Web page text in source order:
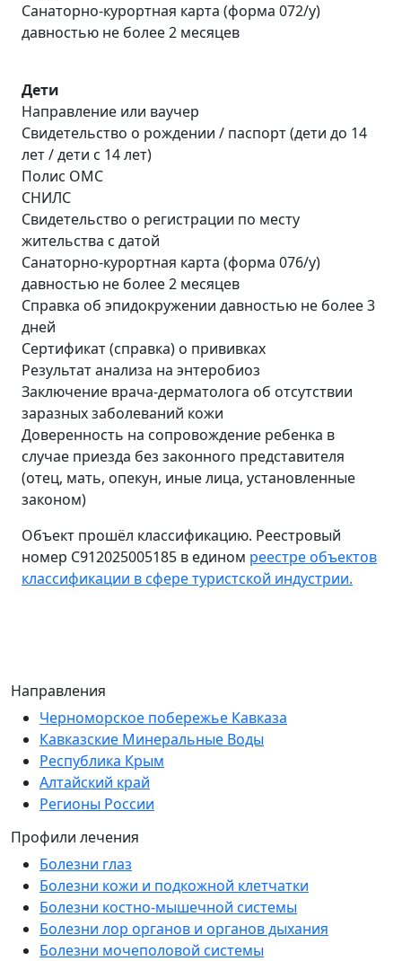
Санаторно-курортная карта (форма 072/у)
давностью не более 2 месяцев
Дети
Направление или ваучер
Свидетельство о рождении / паспорт (дети до 14
лет / дети с 14 лет)
Полис ОМС
СНИЛС
Свидетельство о регистрации по месту
жительства с датой
Санаторно-курортная карта (форма 076/у)
давностью не более 2 месяцев
Справка об эпидокружении давностью не более 3
дней
Сертификат (справка) о прививках
Результат анализа на энтеробиоз
Заключение врача-дерматолога об отсутствии
заразных заболеваний кожи
Доверенность на сопровождение ребенка в
случае приезда без законного представителя
(отец, мать, опекун, иные лица, установленные
законом)
Объект прошёл классификацию. Реестровый
номер С912025005185 в едином реестре объектов
классификации в сфере туристской индустрии.
Направления
Черноморское побережье Кавказа
Кавказские Минеральные Воды
Республика Крым
Алтайский край
Регионы России
Профили лечения
Болезни глаз
Болезни кожи и подкожной клетчатки
Болезни костно-мышечной системы
Болезни лор органов и органов дыхания
Болезни мочеполовой системы